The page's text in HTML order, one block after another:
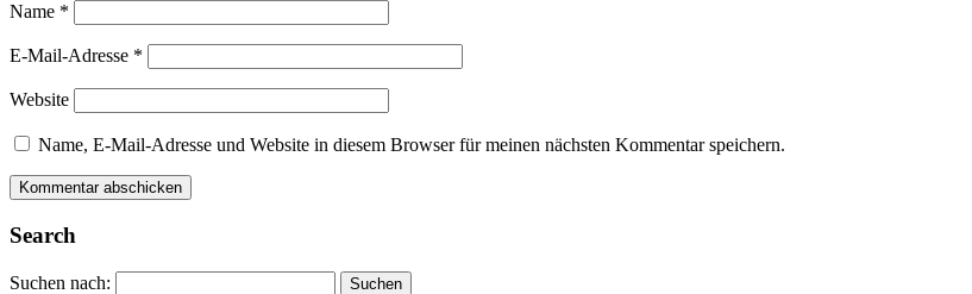
Name *
E-Mail-Adresse *
Website
Name, E-Mail-Adresse und Website in diesem Browser für meinen nächsten Kommentar speichern.
Alternative:
Alternative:
Search
Suchen nach: